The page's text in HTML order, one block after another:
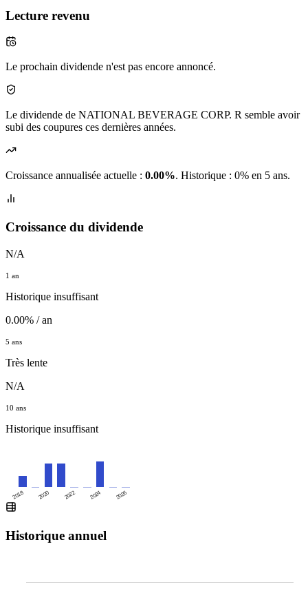
Lecture revenu
Le prochain dividende n'est pas encore annoncé.
Le dividende de NATIONAL BEVERAGE CORP. R semble avoir
subi des coupures ces dernières années.
Croissance annualisée actuelle : 0.00%. Historique : 0% en 5 ans.
Croissance du dividende
N/A
1 an
Historique insuffisant
0.00% / an
5 ans
Très lente
N/A
10 ans
Historique insuffisant
2018 2020 2022 2024 2026
Historique annuel